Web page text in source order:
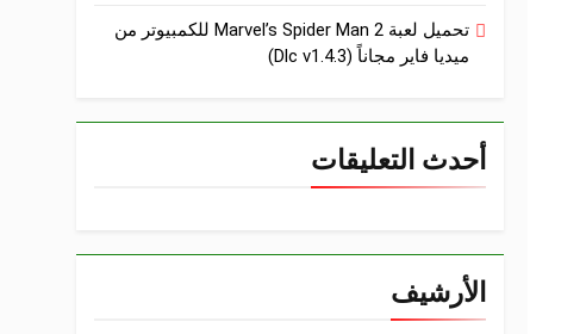
تحميل لعبة Marvel’s Spider Man 2 للكمبيوتر من
ميديا فاير مجاناً (Dlc v1.4.3)
أحدث التعليقات
الأرشيف